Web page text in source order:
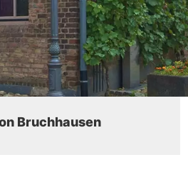
Bruchhausen